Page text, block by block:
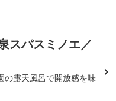
スパスミノエ／
の露天風呂で開放感を味